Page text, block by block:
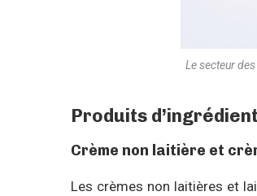
Le secteur
Produits
Crème non laitière et
Les crèmes non laitières et